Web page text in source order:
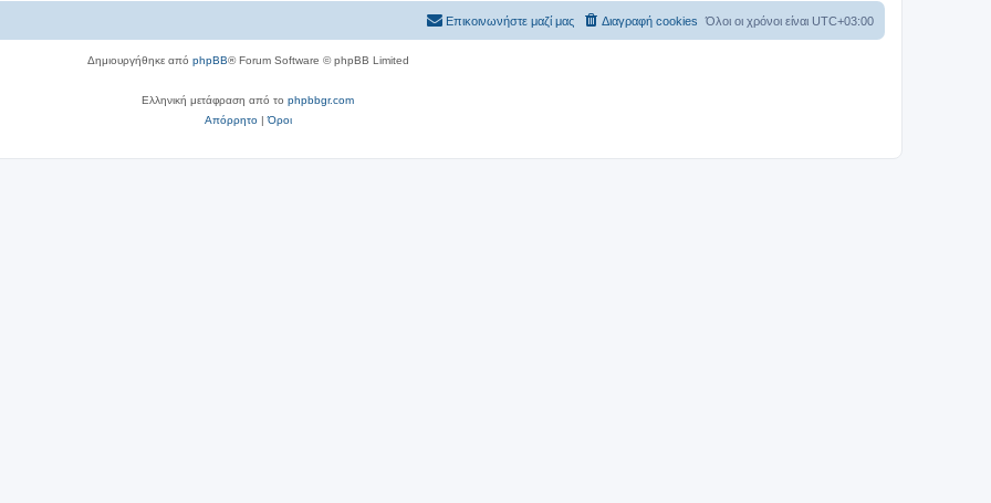
Όλοι οι χρόνοι είναι UTC+03:00
Διαγραφή cookies
Επικοινωνήστε μαζί μας
Δημιουργήθηκε από phpBB® Forum Software © phpBB Limited
Ελληνική μετάφραση από το phpbbgr.com
Απόρρητο|Όροι